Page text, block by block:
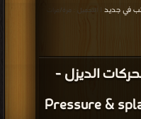
الديزل -
Pressure &
في جديد | التحميل : مرة/مرات